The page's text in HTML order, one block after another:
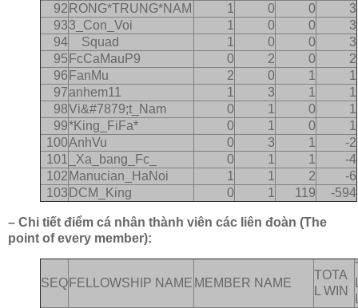
92 RONG*TRUNG*NAM 1 0 0
3
933_Con_Voi 1 0 0
3
94 Squad 1 0 0
3
95 FcCaMauP9 0 2 0
2
96 FanMu 2 0 1
1
97anhem11 1 3 1
1
98Vi&#7879;t_Nam 0 1 0
1
99*King_FiFa* 0 1 0
1
100AnhVu 0 3 1
-2
101
_Xa_bang_Fc_ 0 1 1
-4
102 Manucian_HaNoi 1 1 2
-6
103 DCM_King 0 1 119 -594
– Chi tiết điểm cá nhân thành viên các liên đoàn (The
point of every member):
SEQ FELLOWSHIP NAME MEMBER NAME
TOTA
L WIN